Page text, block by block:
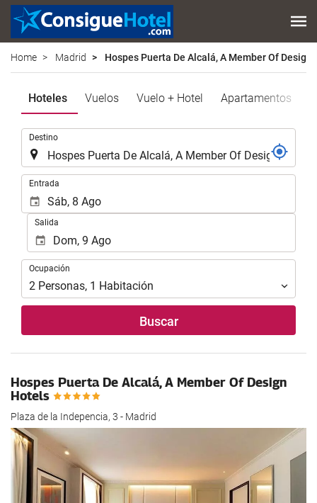
Home Madrid Hospes Puerta De Alcalá, A Member Of Design
Hoteles Vuelos Vuelo + Hotel Apartamentos
Destino
Entrada
Salida
Ocupación
Ocupación
2 Personas, 1 Habitación
Buscar
Hospes Puerta De Alcalá, A Member Of Design
Hotels
Plaza de la Indepencia, 3 - Madrid